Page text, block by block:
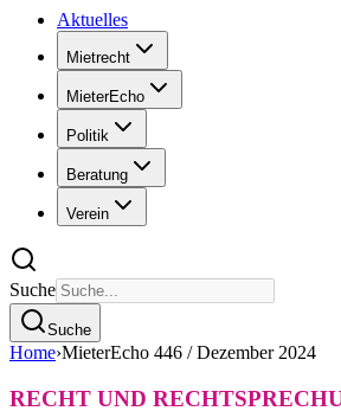
Aktuelles
Mietrecht
MieterEcho
Politik
Beratung
Verein
Suche
Suche
Home›MieterEcho 446 / Dezember 2024
RECHT UND